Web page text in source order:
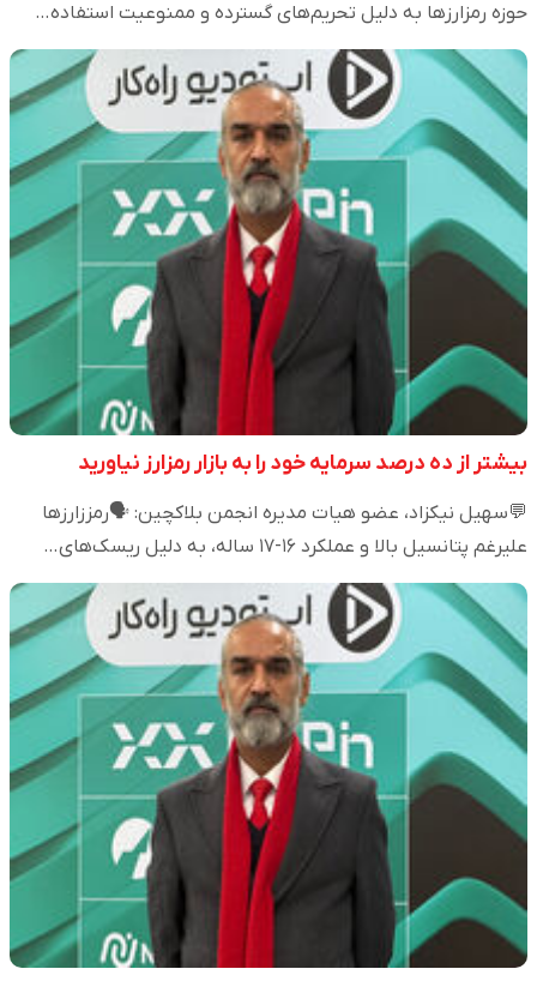
حوزه رمزارزها به دلیل تحریم‌های گسترده و ممنوعیت استفاده…
بیشتر از ده درصد سرمایه خود را به بازار رمزارز نیاورید
💬سهیل نیکزاد، عضو هیات مدیره انجمن بلاکچین: 🗣️رمززارزها
علیرغم پتانسیل بالا و عملکرد ۱۶-۱۷ ساله، به دلیل ریسک‌های…